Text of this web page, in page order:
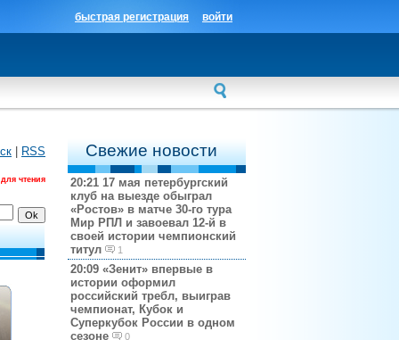
войти
быстрая регистрация
Свежие новости
20:21 17 мая петербургский
клуб на выезде обыграл
«Ростов» в матче 30-го тура
Мир РПЛ и завоевал 12-й в
своей истории чемпионский
титул
1
20:09 «Зенит» впервые в
истории оформил
российский требл, выиграв
чемпионат, Кубок и
Суперкубок России в одном
сезоне
0
RSS
чтения